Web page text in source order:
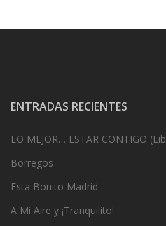
ENTRADAS RECIENTES
LO MEJOR… ESTAR CONTIGO
Borregos
Esta Bonito Madrid
A Mi Aire y ¡Tranquilito!